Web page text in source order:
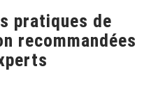
pratiques de
recommandées